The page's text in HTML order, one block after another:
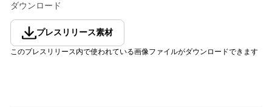
ダウンロード
プレスリリース素材
このプレスリリース内で使われている画像ファイルがダウンロードできます